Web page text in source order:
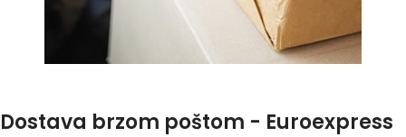
Dostava brzom poštom - Euroexpress